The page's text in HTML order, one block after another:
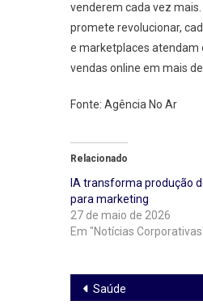
venderem cada vez
promete revolucionar,
e marketplaces atendam
vendas online em mais de
Fonte: Agência No Ar
Relacionado
IA transforma produção
para marketing
27 de maio de 2026
Em "Notícias
Navegação
Saúde